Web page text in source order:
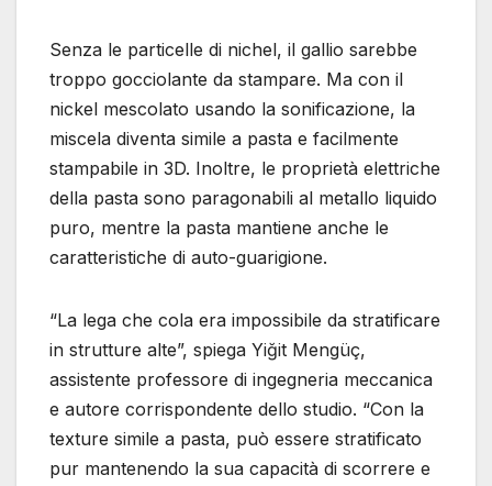
Senza le particelle di nichel, il gallio sarebbe
troppo gocciolante da stampare. Ma con il
nickel mescolato usando la sonificazione, la
miscela diventa simile a pasta e facilmente
stampabile in 3D. Inoltre, le proprietà elettriche
della pasta sono paragonabili al metallo liquido
puro, mentre la pasta mantiene anche le
caratteristiche di auto-guarigione.
“La lega che cola era impossibile da stratificare
in strutture alte”, spiega Yiğit Mengüç,
assistente professore di ingegneria meccanica
e autore corrispondente dello studio. “Con la
texture simile a pasta, può essere stratificato
pur mantenendo la sua capacità di scorrere e